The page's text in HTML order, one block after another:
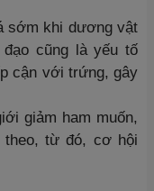
sớm khi dương vật
cũng là yếu tố
cận với trứng, gây
giảm ham muốn,
theo, từ đó, cơ hội